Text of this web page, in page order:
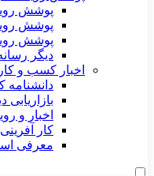
پوشش
پوشش
پوشش
دیگر
اخبار کسب و کار
دانشنامه
بازاریابی
اخبار و
کار
معرفی